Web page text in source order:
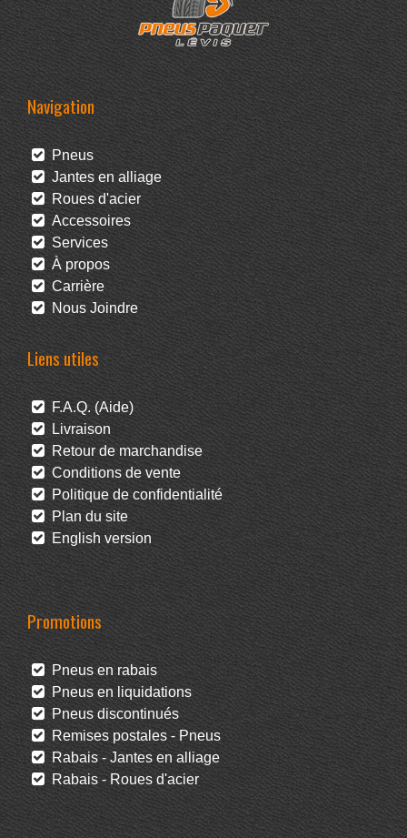
Navigation
Pneus
Jantes en alliage
Roues d'acier
Accessoires
Services
À propos
Carrière
Nous Joindre
Liens utiles
F.A.Q. (Aide)
Livraison
Retour de marchandise
Conditions de vente
Politique de confidentialité
Plan du site
English version
Promotions
Pneus en rabais
Pneus en liquidations
Pneus discontinués
Remises postales - Pneus
Rabais - Jantes en alliage
Rabais - Roues d'acier